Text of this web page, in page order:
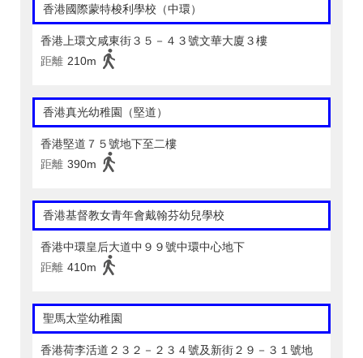
香港國際蒙特梭利學校（中環）
香港上環文咸東街３５－４３號文華大廈３樓
距離 210m
香港真光幼稚園（堅道）
香港堅道７５號地下至二樓
距離 390m
香港基督教女青年會戴翰芬幼兒學校
香港中環皇后大道中９９號中環中心地下
距離 410m
聖馬太堂幼稚園
香港荷李活道２３２－２３４號及新街２９－３１號地